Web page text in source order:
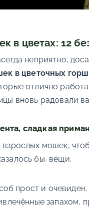
в цветах: 12
неприятно,
в цветочных
отлично
вновь радовали
сладкая
мошек,
бы, вещи.
прост и
запахом,